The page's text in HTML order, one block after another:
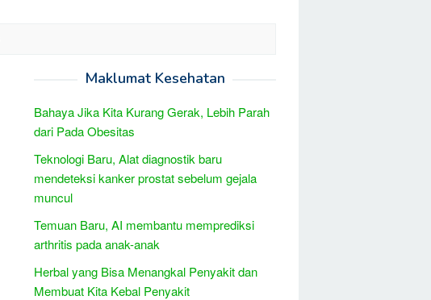
Maklumat Kesehatan
Bahaya Jika Kita Kurang Gerak, Lebih Parah
dari Pada Obesitas
Teknologi Baru, Alat diagnostik baru
mendeteksi kanker prostat sebelum gejala
muncul
Temuan Baru, AI membantu memprediksi
arthritis pada anak-anak
Herbal yang Bisa Menangkal Penyakit dan
Membuat Kita Kebal Penyakit